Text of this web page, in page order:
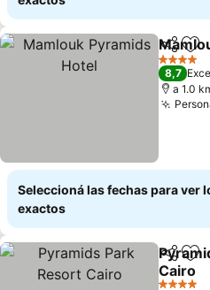
4 Estrellas
8,7
a 1.0
Seleccioná las fechas para ver
exactos
Cairo